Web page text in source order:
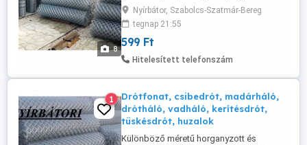
8
műanyagos drótfonatok, vadvédelmi
hálók, valamint horganyzott, tüskés és
fekete huzalok gyártása és forgalmazása.
Nyitva tartás rugalmas, csak telefonon
egyeztessünk! Horganyzott gépfonat:
...
Nyírbátor, Szabolcs-Szatmár-Bereg
tegnap 21:55
599 Ft
Hitelesített telefonszám
1
Drótfonat, csibedrót, madárháló,
drótháló, vadháló, kerítésdrót,
tüskésdrót, huzalok
Különböző méretű horganyzott és